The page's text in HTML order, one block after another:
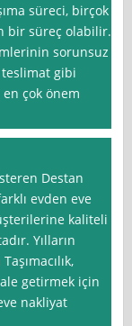
süreci, birçok
bir süreç olabilir.
sorunsuz
teslimat gibi
en çok önem
Destan
evden eve
kaliteli
Yılların
getirmek için
nakliyat